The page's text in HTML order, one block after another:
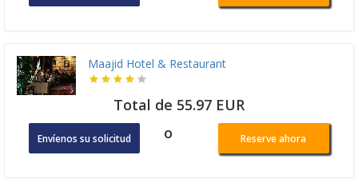
Maajid Hotel & Restaurant
Total de 55.97 EUR
Envíenos su solicitud o Reserve ahora